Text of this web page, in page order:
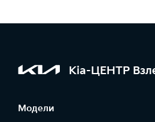
Kia-ЦЕНТР
Модели